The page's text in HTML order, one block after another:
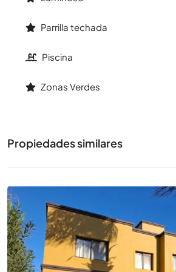
Parrilla techada
Piscina
Zonas Verdes
Propiedades similares